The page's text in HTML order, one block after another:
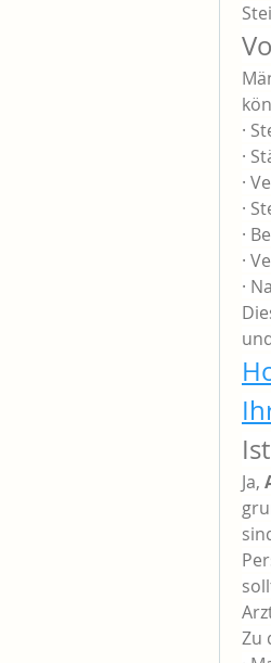
·
·
·
·
·
·
·
Ja,
Zu